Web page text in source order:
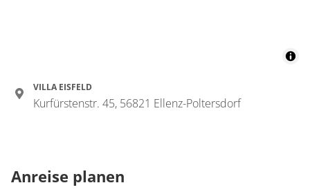
VILLA EISFELD
Kurfürstenstr. 45, 56821 Ellenz-Poltersdorf
Anreise planen